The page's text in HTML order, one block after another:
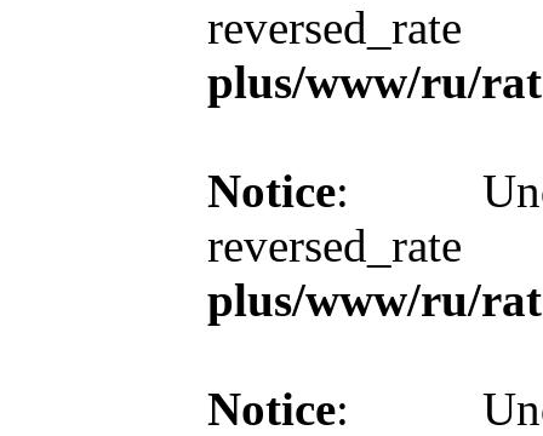
plus/www/ru/
Notice:
plus/www/ru/
Notice: